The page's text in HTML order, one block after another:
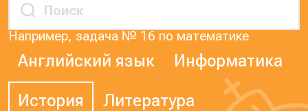
Например, задача № 16 по математике
Английский язык Информатика
История Литература